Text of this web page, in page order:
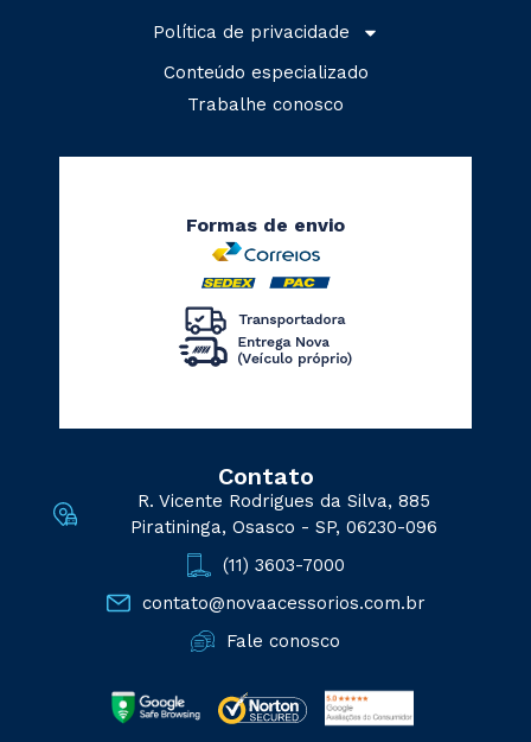
Política de privacidade
Conteúdo especializado
Trabalhe conosco
Formas de envio
Contato
R. Vicente Rodrigues da Silva, 885
Piratininga, Osasco - SP, 06230-096
(11) 3603-7000
contato@novaacessorios.com.br
Fale conosco